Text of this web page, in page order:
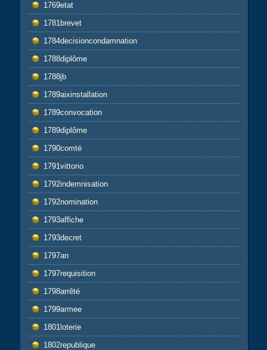
1769etat
1781brevet
1784decisioncondamnation
1788diplôme
1788jb
1789aixinstallation
1789convocation
1789diplôme
1790comté
1791vittorio
1792indemnisation
1792nomination
1793affiche
1793decret
1797an
1797requisition
1798arrêté
1799armee
1801loterie
1802republique